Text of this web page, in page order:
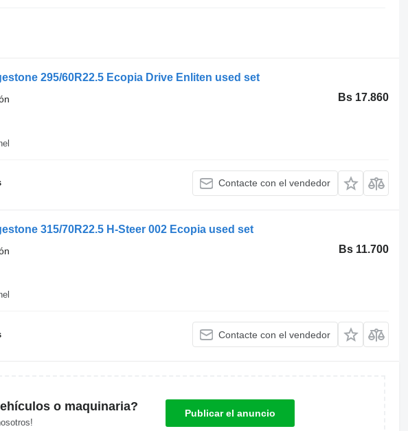
295/60R22.5 Ecopia Drive Enliten used set
Bs 17.860
Contacte con el vendedor
315/70R22.5 H-Steer 002 Ecopia used set
Bs 11.700
Contacte con el vendedor
o maquinaria?
Publicar el anuncio